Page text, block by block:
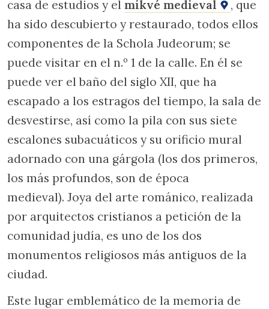
casa de estudios y el mikvé medieval
, que
ha sido descubierto y restaurado, todos ellos
componentes de la Schola Judeorum; se
puede visitar en el n.º 1 de la calle. En él se
puede ver el baño del siglo XII, que ha
escapado a los estragos del tiempo, la sala de
desvestirse, así como la pila con sus siete
escalones subacuáticos y su orificio mural
adornado con una gárgola (los dos primeros,
los más profundos, son de época
medieval). Joya del arte románico, realizada
por arquitectos cristianos a petición de la
comunidad judía, es uno de los dos
monumentos religiosos más antiguos de la
ciudad.
Este lugar emblemático de la memoria de